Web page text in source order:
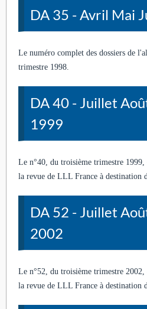
DA 35 - Avril Mai
Le numéro complet des dossiers de
trimestre 1998.
DA 40 - Juillet
1999
Le n°40, du troisième trimestre 1999,
la revue de LLL France à destination
DA 52 - Juillet
2002
Le n°52, du troisième trimestre 2002,
la revue de LLL France à destination